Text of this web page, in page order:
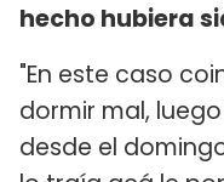
hecho hubiera
"En este caso
dormir mal,
desde el